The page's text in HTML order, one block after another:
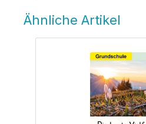
Ähnliche Artikel